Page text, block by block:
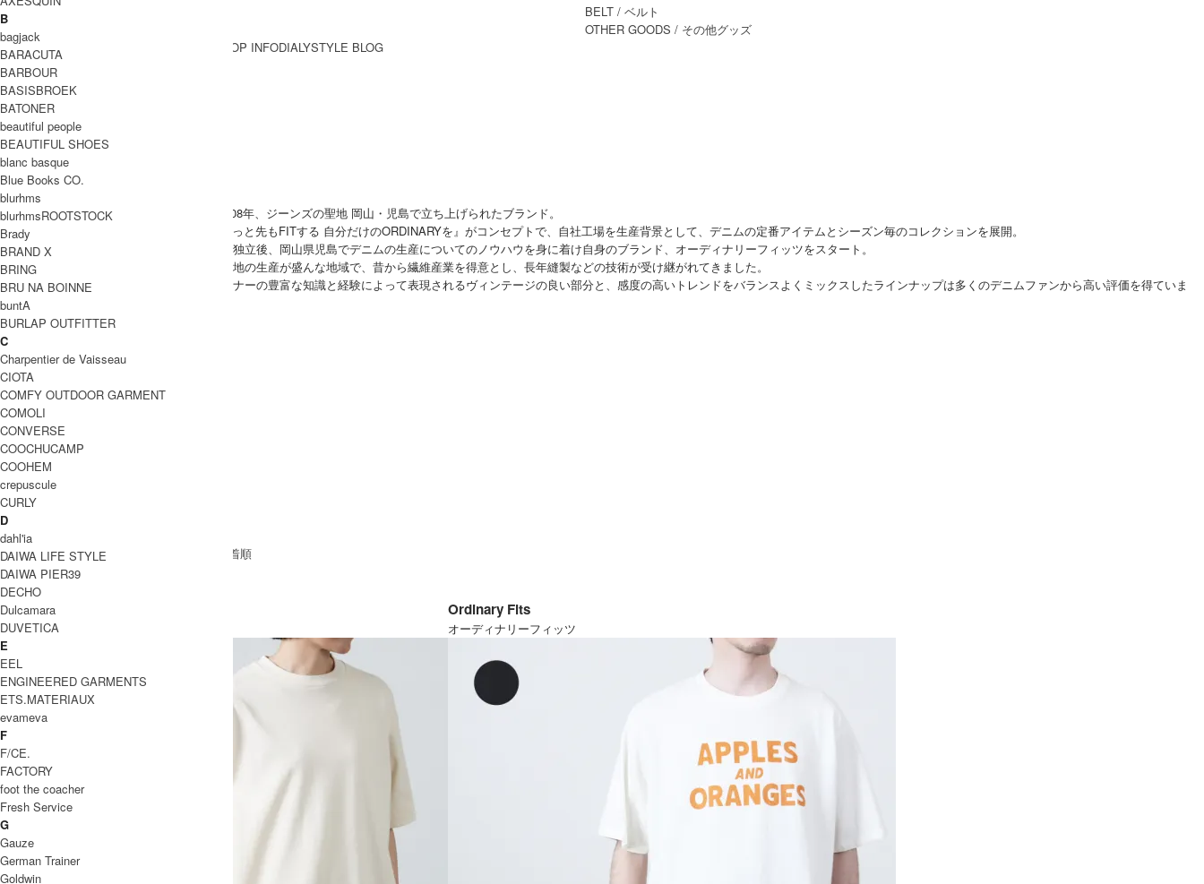
BELT / ベルト
OTHER GOODS / その他グッズ
BRAND一覧
BRAND一覧
SHOP INFODIALYSTYLE BLOG
Ordinary Fits
オーディナリーフィッツ
Ordinary Fits (オーディナリーフィッツ)は2008年、ジーンズの聖地 岡山・児島で立ち上げられたブランド。
『to yourself in ten years』『いま 10年後 ずっと先もFITする 自分だけのORDINARYを』がコンセプトで、自社工場を生産背景として、デニムの定番アイテムとシーズン毎のコレクションを展開。
デザイナーである児玉氏はデニムブランドを独立後、岡山県児島でデニムの生産についてのノウハウを身に着け自身のブランド、オーディナリーフィッツをスタート。
児島は岡山県内でも特にジーンズやデニム生地の生産が盛んな地域で、昔から繊維産業を得意とし、長年縫製などの技術が受け継がれてきました。
そんな児島の技術を取り入れながら、デザイナーの豊富な知識と経験によって表現されるヴィンテージの良い部分と、感度の高いトレンドをバランスよくミックスしたラインナップは多くのデニムファンから高い評価を得ていま
す。
WOMEN
アウター
トップス
パンツ
スカート
ワンピース
オールインワン
MEN
アウター
トップス
パンツ
UNISEX
パンツ
[ 並び順を変更 ] -おすすめ順
新着順
全 [294] 商品中 [1-30] を表示
1 2 3 4 5
Ordinary Fits
オーディナリーフィッツ
Ordinary Fits
オーディナリーフィッツ
B
bagjack
BARACUTA
BARBOUR
BASISBROEK
BATONER
beautiful people
BEAUTIFUL SHOES
blanc basque
Blue Books CO.
blurhms
blurhmsROOTSTOCK
Brady
BRAND X
BRING
BRU NA BOINNE
buntA
BURLAP OUTFITTER
C
Charpentier de Vaisseau
CIOTA
COMFY OUTDOOR GARMENT
COMOLI
CONVERSE
COOCHUCAMP
COOHEM
crepuscule
CURLY
D
dahl'ia
DAIWA LIFE STYLE
DAIWA PIER39
DECHO
Dulcamara
DUVETICA
E
EEL
ENGINEERED GARMENTS
ETS.MATERIAUX
evameva
F
F/CE.
FACTORY
foot the coacher
Fresh Service
G
Gauze
German Trainer
Goldwin